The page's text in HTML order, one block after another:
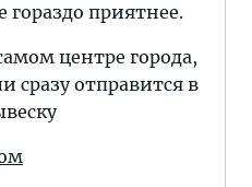
гораздо приятнее.
центре города,
сразу отправится в